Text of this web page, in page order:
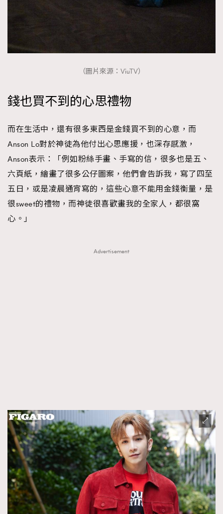
（圖片來源：ViuTV）
錢也買不到的心思禮物
而在生活中，還有很多東西是金錢買不到的心意，而
Anson Lo對於神徒為他付出心思應援，也深存感激，
Anson表示：「例如粉絲手畫、手寫的信，很多也是五、
六頁紙，繪畫了很多公仔圖案，他們會告訴我，寫了四至
五日，或是凌晨通宵寫的，這些心意不能用金錢衡量，是
很sweet的禮物，而神徒很喜歡畫我的全家人，都很窩
心。」
Advertisement